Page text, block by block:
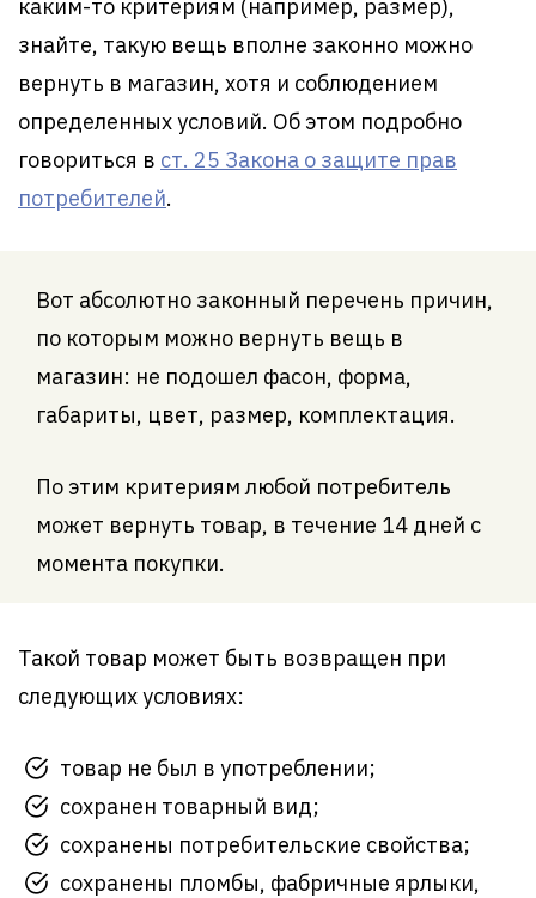
каким-то критериям (например, размер),
знайте, такую вещь вполне законно можно
вернуть в магазин, хотя и соблюдением
определенных условий. Об этом подробно
говориться в ст. 25 Закона о защите прав
потребителей.
Вот абсолютно законный перечень причин,
по которым можно вернуть вещь в
магазин: не подошел фасон, форма,
габариты, цвет, размер, комплектация.
По этим критериям любой потребитель
может вернуть товар, в течение 14 дней с
момента покупки.
Такой товар может быть возвращен при
следующих условиях:
товар не был в употреблении;
сохранен товарный вид;
сохранены потребительские свойства;
сохранены пломбы, фабричные ярлыки,